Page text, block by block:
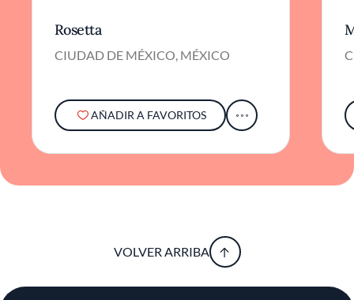
Rosetta
CIUDAD DE MÉXICO, MÉXICO
AÑADIR A FAVORITOS
VOLVER ARRIBA